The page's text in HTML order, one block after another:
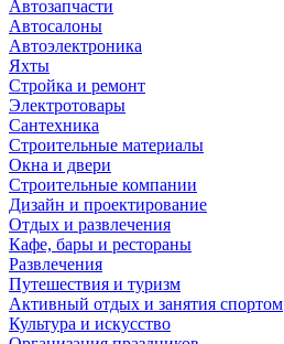
Автозапчасти
Автосалоны
Автоэлектроника
Яхты
Стройка и ремонт
Электротовары
Сантехника
Строительные материалы
Окна и двери
Строительные компании
Дизайн и проектирование
Отдых и развлечения
Кафе, бары и рестораны
Развлечения
Путешествия и туризм
Активный отдых и занятия спортом
Культура и искусство